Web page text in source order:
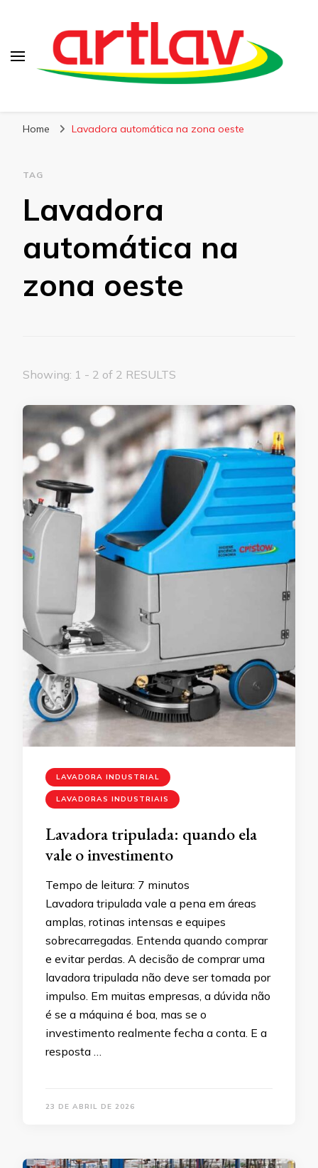
Home Lavadora automática na zona oeste
TAG
Lavadora
automática na
zona oeste
Showing: 1 - 2 of 2 RESULTS
LAVADORA INDUSTRIAL
LAVADORAS INDUSTRIAIS
Lavadora tripulada: quando ela
vale o investimento
Tempo de leitura: 7 minutos
Lavadora tripulada vale a pena em áreas
amplas, rotinas intensas e equipes
sobrecarregadas. Entenda quando comprar
e evitar perdas. A decisão de comprar uma
lavadora tripulada não deve ser tomada por
impulso. Em muitas empresas, a dúvida não
é se a máquina é boa, mas se o
investimento realmente fecha a conta. E a
resposta …
23 DE ABRIL DE 2026